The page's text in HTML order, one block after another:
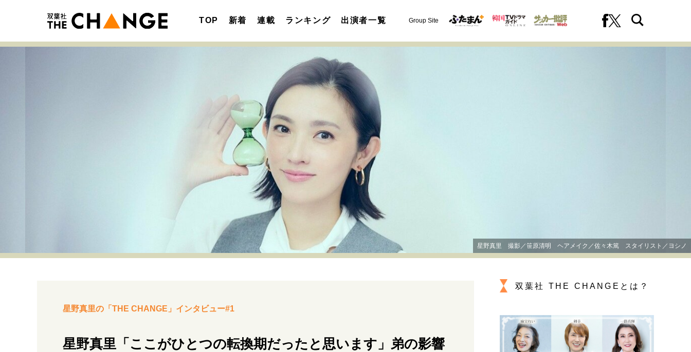
TOP 新着 連載 ランキング 出演者一覧 Group Site
運命を変えた出会い 決断の裏側 挫折からの再起
表現者の葛藤
10代の挫折と原点
セカンドキャリアの描き方 独立という決断
夢を掴む選択
リーダーの流儀 変革の原動力 次世代へのバトン
40代からの景色
一生モノの愛用品
星野真里 撮影／笹原清明 ヘアメイク／佐々木篤 スタイリスト／ヨシノ
星野真里の「THE CHANGE」インタビュー#1
星野真里「ここがひとつの転換期だったと思います」弟の影響
双葉社 THE CHANGEとは？